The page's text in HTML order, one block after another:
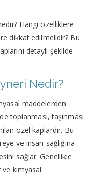
Hangi özelliklere
dikkat edilmelidir? Bu
detaylı şekilde
Nedir?
maddelerden
toplanması, taşınması
özel kaplardır. Bu
ve insan sağlığına
sağlar. Genellikle
ve kimyasal